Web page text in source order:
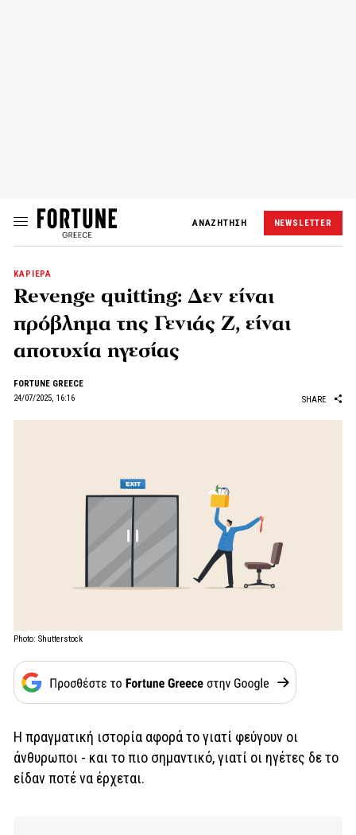
ΑΝΑΖΗΤΗΣΗ NEWSLETTER
ΚΑΡΙΕΡΑ
Revenge quitting: Δεν είναι
πρόβλημα της Γενιάς Ζ, είναι
αποτυχία ηγεσίας
FORTUNE GREECE
24/07/2025, 16:16
SHARE
Photo: Shutterstock
Η πραγματική ιστορία αφορά το γιατί φεύγουν οι
άνθυρωποι - και το πιο σημαντικό, γιατί οι ηγέτες δε το
είδαν ποτέ να έρχεται.